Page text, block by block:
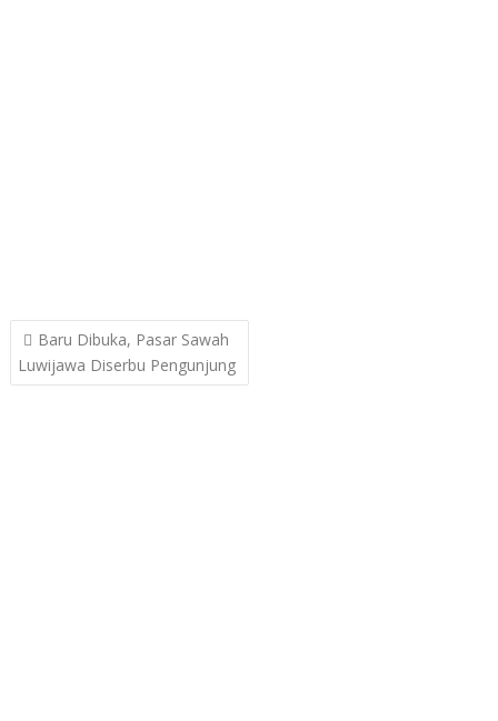
Post
navigation
Baru Dibuka, Pasar Sawah
Luwijawa Diserbu Pengunjung